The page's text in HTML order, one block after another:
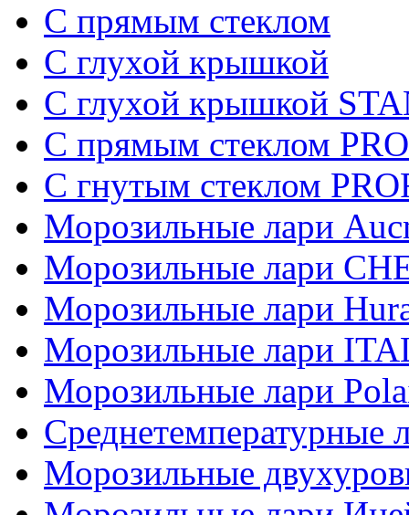
C прямым стеклом
С глухой крышкой
С глухой крышкой
C прямым стеклом
C гнутым стеклом
Морозильные лари
Морозильные лари
Морозильные лари
Морозильные лари
Морозильные лари
Среднетемпературные
Морозильные